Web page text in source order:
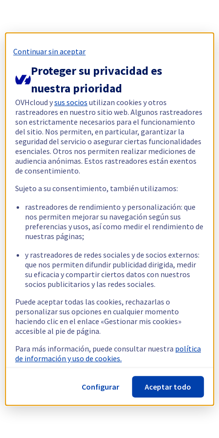
Continuar sin aceptar
Proteger su privacidad es
nuestra prioridad
OVHcloud ysus socios utilizan cookies y otros
rastreadores en nuestro sitio web. Algunos rastreadores
son estrictamente necesarios para el funcionamiento
del sitio. Nos permiten, en particular, garantizar la
seguridad del servicio o asegurar ciertas funcionalidades
esenciales. Otros nos permiten realizar mediciones de
audiencia anónimas. Estos rastreadores están exentos
de consentimiento.
Sujeto a su consentimiento, también utilizamos:
rastreadores de rendimiento y personalización: que
nos permiten mejorar su navegación según sus
preferencias y usos, así como medir el rendimiento de
nuestras páginas;
y rastreadores de redes sociales y de socios externos:
que nos permiten difundir publicidad dirigida, medir
su eficacia y compartir ciertos datos con nuestros
socios publicitarios y las redes sociales.
Puede aceptar todas las cookies, rechazarlas o
personalizar sus opciones en cualquier momento
haciendo clic en el enlace «Gestionar mis cookies»
accesible al pie de página.
Para más información, puede consultar nuestra política
de información y uso de cookies.
Configurar Aceptar todo